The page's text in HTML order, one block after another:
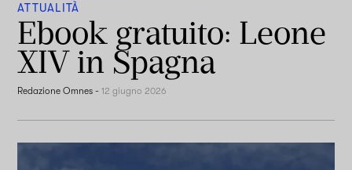
ATTUALITÀ
Ebook gratuito: Leone
XIV in Spagna
Redazione Omnes -12 giugno 2026